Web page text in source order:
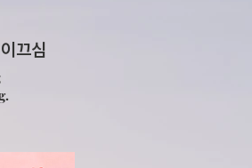
끄심